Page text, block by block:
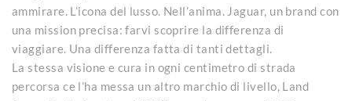
ammirare. L’icona del lusso. Nell’anima. Jaguar, un brand con
una mission precisa: farvi scoprire la differenza di
viaggiare. Una differenza fatta di tanti dettagli.
La stessa visione e cura in ogni centimetro di strada
percorsa ce l’ha messa un altro marchio di livello, Land